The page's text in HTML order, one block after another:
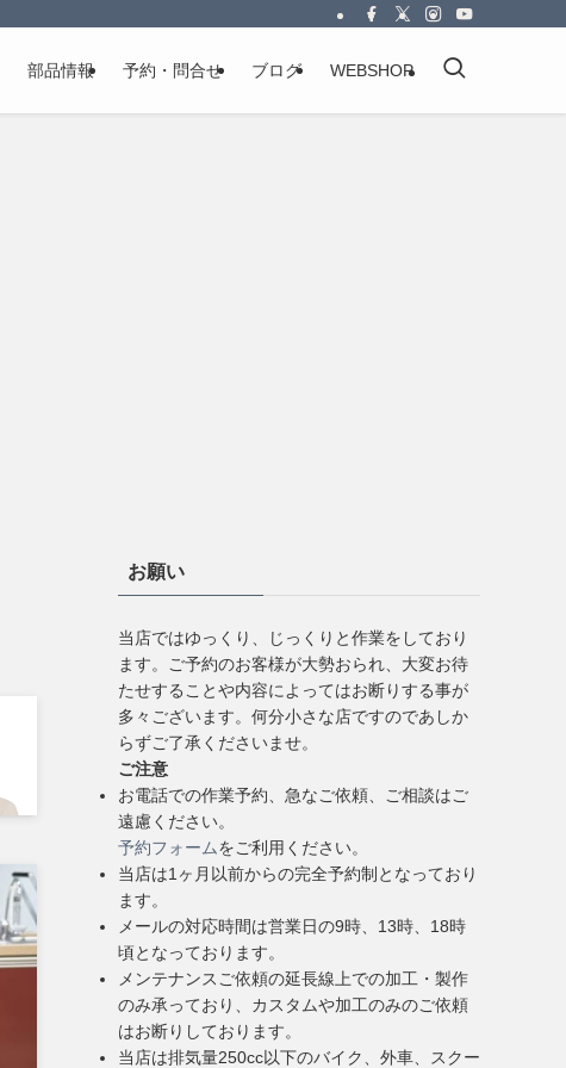
部品情報 予約・問合せ ブログ WEBSHOP
お願い
当店ではゆっくり、じっくりと作業をしており
ます。ご予約のお客様が大勢おられ、大変お待
たせすることや内容によってはお断りする事が
多々ございます。何分小さな店ですのであしか
らずご了承くださいませ。
ご注意
お電話での作業予約、急なご依頼、ご相談はご
遠慮ください。
予約フォームをご利用ください。
当店は1ヶ月以前からの完全予約制となっており
ます。
メールの対応時間は営業日の9時、13時、18時
頃となっております。
メンテナンスご依頼の延長線上での加工・製作
のみ承っており、カスタムや加工のみのご依頼
はお断りしております。
当店は排気量250cc以下のバイク、外車、スクー